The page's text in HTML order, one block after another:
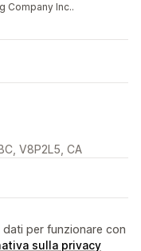
Company Inc..
V8P2L5, CA
per funzionare con
sulla privacy